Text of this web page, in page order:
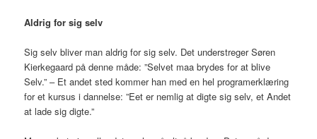
Aldrig for sig selv
Sig selv bliver man aldrig for sig selv. Det understreger Søren
Kierkegaard på denne måde: ”Selvet maa brydes for at blive
Selv.” – Et andet sted kommer han med en hel programerklæring
for et kursus i dannelse: ”Eet er nemlig at digte sig selv, et Andet
at lade sig digte.”